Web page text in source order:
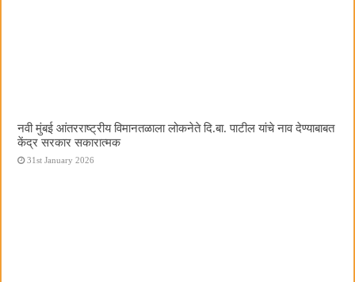
नवी मुंबई आंतरराष्ट्रीय विमानतळाला लोकनेते दि.बा. पाटील यांचे नाव देण्याबाबत
केंद्र सरकार सकारात्मक
31st January 2026